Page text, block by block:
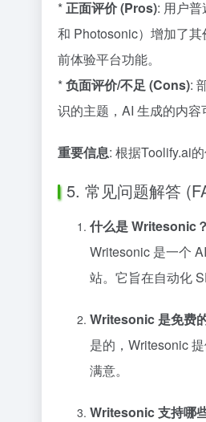
*正面评价 (Pros): 用户
和 Photosonic）增加了
前体验平台功能。
*负面评价/不足 (Cons):
识的主题，AI 生成的内容
重要信息: 根据Toolify.ai
5. 常见问题解答
什么是 Writesonic？
Writesonic 是一个
站。它旨在自动化
Writesonic 是免费
是的，Writesonic
满意。
Writesonic 支持哪